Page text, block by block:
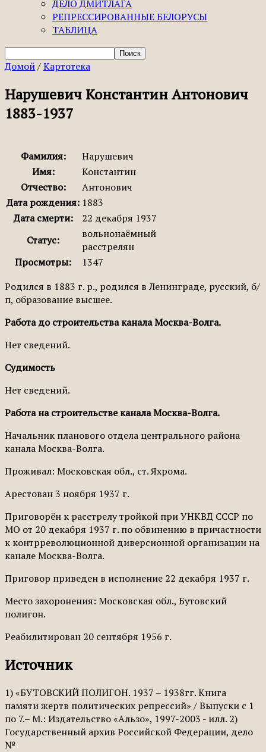
ДЕЛО ДМИТЛАГА
РЕПРЕССИРОВАННЫЕ БЕЛОРУСЫ
ТАБЛИЦА
Домой/Картотека
Нарушевич Константин Антонович
1883-1937
Фамилия:
Нарушевич
Имя:
Константин
Отчество:
Антонович
Дата рождения: 1883
Дата смерти:
22 декабря 1937
Статус:
вольнонаёмный
расстрелян
Просмотры:
1347
Родился в 1883 г. р., родился в Ленинграде, русский, б/
п, образование высшее.
Работа до строительства канала Москва-Волга.
Нет сведений.
Судимость
Нет сведений.
Работа на строительстве канала Москва-Волга.
Начальник планового отдела центрального района
канала Москва-Волга.
Проживал: Московская обл., ст. Яхрома.
Арестован 3 ноября 1937 г.
Приговорён к расстрелу тройкой при УНКВД СССР по
МО от 20 декабря 1937 г. по обвинению в причастности
к контрреволюционной диверсионной организации на
канале Москва-Волга.
Приговор приведен в исполнение 22 декабря 1937 г.
Место захоронения: Московская обл., Бутовский
полигон.
Реабилитирован 20 сентября 1956 г.
Источник
1) «БУТОВСКИЙ ПОЛИГОН. 1937 – 1938гг. Книга
памяти жертв политических репрессий» / Выпуски с 1
по 7.– М.: Издательство «Альзо», 1997-2003 - илл. 2)
Государственный архив Российской Федерации, дело
№